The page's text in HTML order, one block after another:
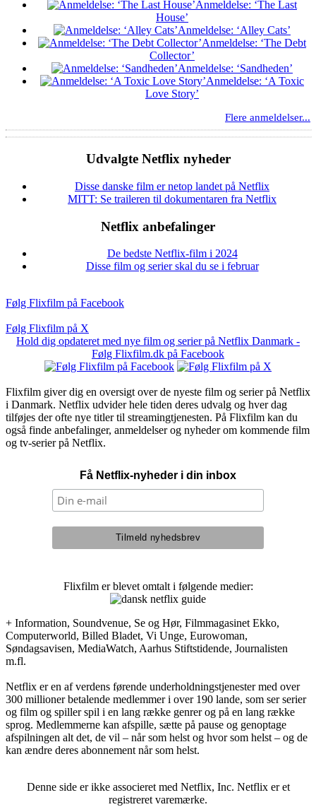
Anmeldelse: ‘The Last
House’
Anmeldelse: ‘Alley Cats’
Anmeldelse: ‘The Debt
Collector’
Anmeldelse: ‘Sandheden’
Anmeldelse: ‘A Toxic
Love Story’
Flere anmeldelser...
Udvalgte Netflix nyheder
Disse danske film er netop landet på Netflix
MITT: Se traileren til dokumentaren fra Netflix
Netflix anbefalinger
De bedste Netflix-film i 2024
Disse film og serier skal du se i februar
Følg Flixfilm på Facebook
Følg Flixfilm på X
Hold dig opdateret med nye film og serier på Netflix Danmark -
Følg Flixfilm.dk på Facebook
Flixfilm giver dig en oversigt over de nyeste film og serier på Netflix
i Danmark. Netflix udvider hele tiden deres udvalg og hver dag
tilføjes der ofte nye titler til streamingtjenesten. På Flixfilm kan du
også finde anbefalinger, anmeldelser og nyheder om kommende film
og tv-serier på Netflix.
Få Netflix-nyheder i din inbox
Flixfilm er blevet omtalt i følgende medier:
+ Information, Soundvenue, Se og Hør, Filmmagasinet Ekko,
Computerworld, Billed Bladet, Vi Unge, Eurowoman,
Søndagsavisen, MediaWatch, Aarhus Stiftstidende, Journalisten
m.fl.
Netflix er en af verdens førende underholdningstjenester med over
300 millioner betalende medlemmer i over 190 lande, som ser serier
og film og spiller spil i en lang række genrer og på en lang række
sprog. Medlemmerne kan afspille, sætte på pause og genoptage
afspilningen alt det, de vil – når som helst og hvor som helst – og de
kan ændre deres abonnement når som helst.
Denne side er ikke associeret med Netflix, Inc. Netflix er et
registreret varemærke.